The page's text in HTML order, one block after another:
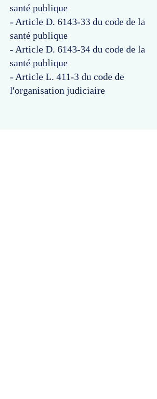
santé publique
- Article D. 6143-33 du code de la
santé publique
- Article D. 6143-34 du code de la
santé publique
- Article L. 411-3 du code de
l'organisation judiciaire